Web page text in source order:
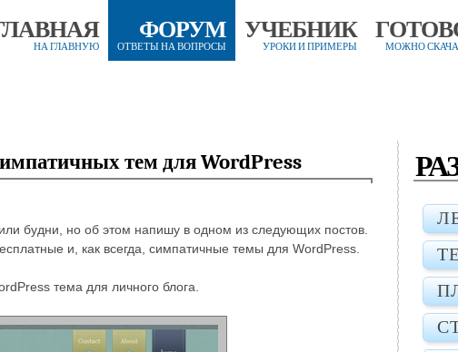
НА ГЛАВНУЮ
ФОРУМ
ОТВЕТЫ НА ВОПРОСЫ
УЧЕБНИК
УРОКИ И ПРИМЕРЫ МОЖНО
тем для WordPress
будни, но об этом напишу в одном из следующих постов.
и, как всегда, симпатичные темы для WordPress.
тема для личного блога.